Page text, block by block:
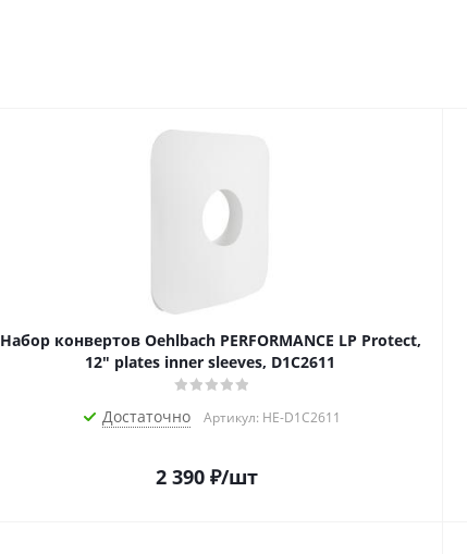
Набор конвертов Oehlbach PERFORMANCE LP Protect,
12" plates inner sleeves, D1C2611
Достаточно Артикул: HE-D1C2611
2 390₽/шт